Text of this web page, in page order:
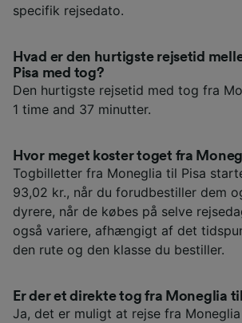
specifik rejsedato.
Hvad er den hurtigste rejsetid
Pisa med tog?
Den hurtigste rejsetid med tog fra
1 time and 37 minutter.
Hvor meget koster toget fra
Togbilletter fra Moneglia til Pisa
93,02 kr., når du forudbestiller dem
dyrere, når de købes på selve
også variere, afhængigt af det
den rute og den klasse du bestiller.
Er der et direkte tog fra Moneglia
Ja, det er muligt at rejse fra